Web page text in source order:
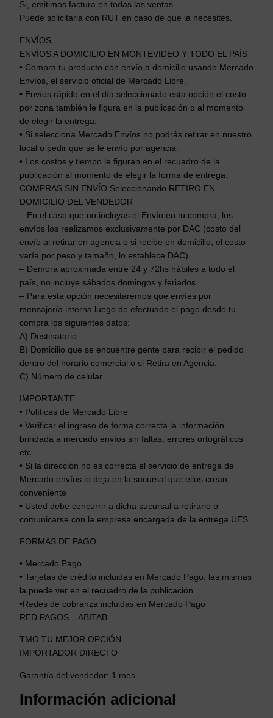
Si, emitimos factura en todas las ventas.
Puede solicitarla con RUT en caso de que la necesites.
ENVÍOS
ENVÍOS A DOMICILIO EN MONTEVIDEO Y TODO EL PAÍS
• Compra tu producto con envío a domicilio usando Mercado
Envíos, el servicio oficial de Mercado Libre.
• Envíos rápido en el día seleccionado esta opción el costo
por zona también le figura en la publicación o al momento
de elegir la entrega.
• Si selecciona Mercado Envíos no podrás retirar en nuestro
local o pedir que se le envío por agencia.
• Los costos y tiempo le figuran en el recuadro de la
publicación al momento de elegir la forma de entrega.
COMPRAS SIN ENVÍO Seleccionando RETIRO EN
DOMICILIO DEL VENDEDOR
– En el caso que no incluyas el Envío en tu compra, los
envíos los realizamos exclusivamente por DAC (costo del
envío al retirar en agencia o si recibe en domicilio, el costo
varía por peso y tamaño, lo establece DAC)
– Demora aproximada entre 24 y 72hs hábiles a todo el
país, no incluye sábados domingos y feriados.
– Para esta opción necesitaremos que envíes por
mensajería interna luego de efectuado el pago desde tu
compra los siguientes datos:
A) Destinatario
B) Domicilio que se encuentre gente para recibir el pedido
dentro del horario comercial o si Retira en Agencia.
C) Número de celular.
IMPORTANTE
• Políticas de Mercado Libre
• Verificar el ingreso de forma correcta la información
brindada a mercado envíos sin faltas, errores ortográficos
etc.
• Si la dirección no es correcta el servicio de entrega de
Mercado envíos lo deja en la sucursal que ellos crean
conveniente
• Usted debe concurrir a dicha sucursal a retirarlo o
comunicarse con la empresa encargada de la entrega UES.
FORMAS DE PAGO
• Mercado Pago
• Tarjetas de crédito incluidas en Mercado Pago, las mismas
la puede ver en el recuadro de la publicación.
•Redes de cobranza incluidas en Mercado Pago
RED PAGOS – ABITAB
TMO TU MEJOR OPCIÓN
IMPORTADOR DIRECTO
Garantía del vendedor: 1 mes
Información adicional